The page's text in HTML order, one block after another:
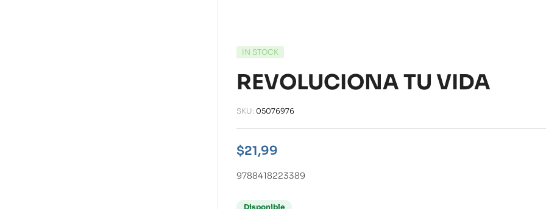
IN STOCK
REVOLUCIONA TU VIDA
SKU: 05076976
$21,99
9788418223389
Disponible